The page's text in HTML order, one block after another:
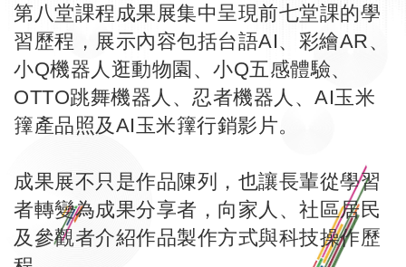
第八堂課程成果展集中呈現前七堂課的學
習歷程，展示內容包括台語AI、彩繪AR、
小Q機器人逛動物園、小Q五感體驗、
OTTO跳舞機器人、忍者機器人、AI玉米
籜產品照及AI玉米籜行銷影片。
成果展不只是作品陳列，也讓長輩從學習
者轉變為成果分享者，向家人、社區居民
及參觀者介紹作品製作方式與科技操作歷